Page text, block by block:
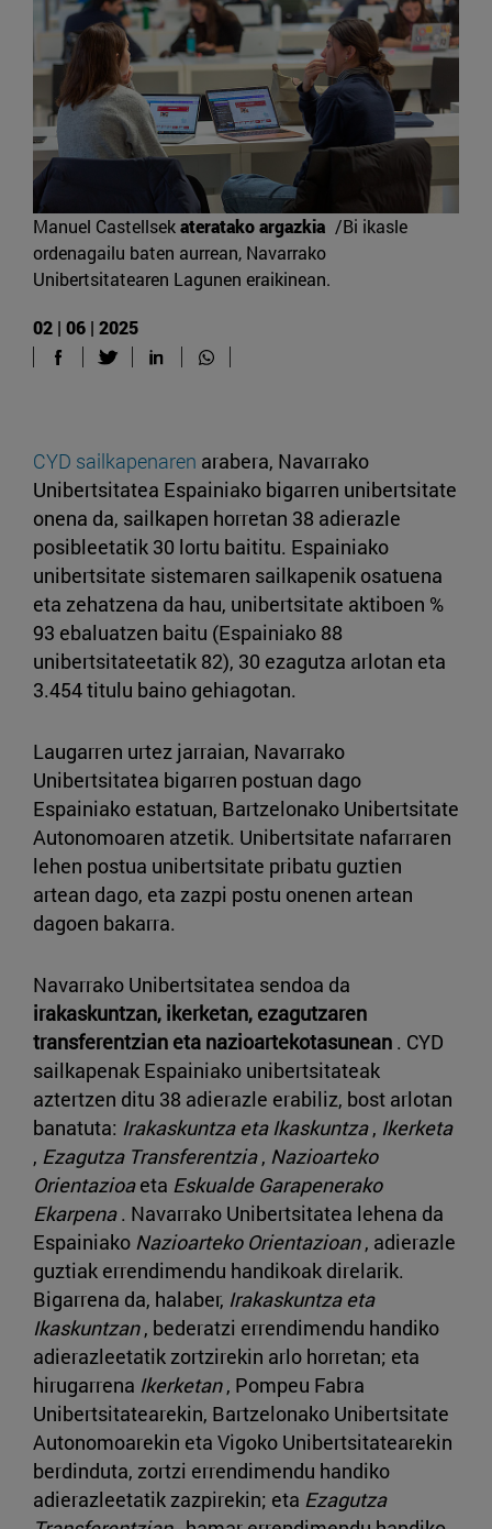
Manuel Castellsekateratako argazkia /Bi ikasle
ordenagailu baten aurrean, Navarrako
Unibertsitatearen Lagunen eraikinean.
02 | 06 | 2025
CYD sailkapenaren arabera, Navarrako
Unibertsitatea Espainiako bigarren unibertsitate
onena da, sailkapen horretan 38 adierazle
posibleetatik 30 lortu baititu. Espainiako
unibertsitate sistemaren sailkapenik osatuena
eta zehatzena da hau, unibertsitate aktiboen %
93 ebaluatzen baitu (Espainiako 88
unibertsitateetatik 82), 30 ezagutza arlotan eta
3.454 titulu baino gehiagotan.
Laugarren urtez jarraian, Navarrako
Unibertsitatea bigarren postuan dago
Espainiako estatuan, Bartzelonako Unibertsitate
Autonomoaren atzetik. Unibertsitate nafarraren
lehen postua unibertsitate pribatu guztien
artean dago, eta zazpi postu onenen artean
dagoen bakarra.
Navarrako Unibertsitatea sendoa da
irakaskuntzan, ikerketan, ezagutzaren
transferentzian eta nazioartekotasunean . CYD
sailkapenak Espainiako unibertsitateak
aztertzen ditu 38 adierazle erabiliz, bost arlotan
banatuta: Irakaskuntza eta Ikaskuntza, Ikerketa
, Ezagutza Transferentzia, Nazioarteko
Orientazioaeta Eskualde Garapenerako
Ekarpena. Navarrako Unibertsitatea lehena da
Espainiako Nazioarteko Orientazioan, adierazle
guztiak errendimendu handikoak direlarik.
Bigarrena da, halaber, Irakaskuntza eta
Ikaskuntzan, bederatzi errendimendu handiko
adierazleetatik zortzirekin arlo horretan; eta
hirugarrena Ikerketan, Pompeu Fabra
Unibertsitatearekin, Bartzelonako Unibertsitate
Autonomoarekin eta Vigoko Unibertsitatearekin
berdinduta, zortzi errendimendu handiko
adierazleetatik zazpirekin; eta Ezagutza